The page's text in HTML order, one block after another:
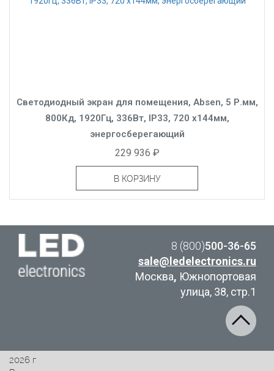
Светодиодный экран для помещения, Absen, 5 Р.мм,
800Кд, 1920Гц, 336Вт, IP33, 720 x144мм,
энергосберегающий
229 936 ₽
В КОРЗИНУ
8 (800)500-36-65
sale@ledelectronics.ru
Москва, Южнопортовая
улица, 38, стр.1
2026 г